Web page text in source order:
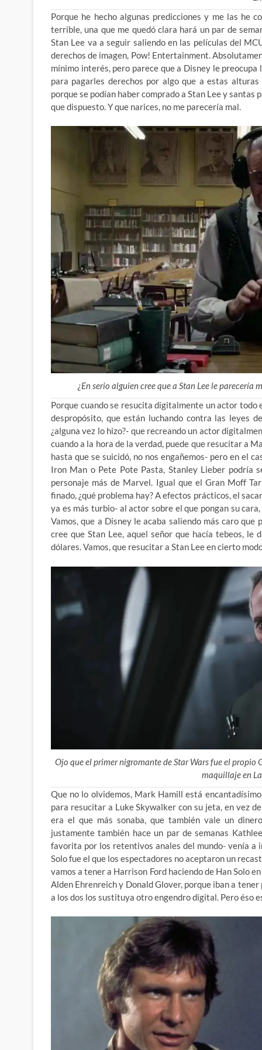
Porque he hecho algunas predicciones y me las he
terrible, una que me quedó clara hará un par de
Stan Lee va a seguir saliendo en las películas del
derechos de imagen, Pow! Entertainment.
mínimo interés, pero parece que a Disney le
para pagarles derechos por algo que a estas
porque se podían haber comprado a Stan Lee y
que dispuesto. Y que narices, no me parecería mal.
¿En serio alguien cree que a Stan Lee le
Porque cuando se resucita digitalmente un actor todo
despropósito, que están luchando contra las leyes
¿alguna vez lo hizo?- que recreando un actor
cuando a la hora de la verdad, puede que resucitar a
hasta que se suicidó, no nos engañemos- pero en el
Iron Man o Pete Pote Pasta, Stanley Lieber podría
personaje más de Marvel. Igual que el Gran Moff
finado, ¿qué problema hay? A efectos prácticos, el
ya es más turbio- al actor sobre el que pongan su
Vamos, que a Disney le acaba saliendo más caro
cree que Stan Lee, aquel señor que hacía tebeos,
dólares. Vamos, que resucitar a Stan Lee en cierto
Ojo que el primer nigromante de Star Wars fue el propio
maquillaje en
Que no lo olvidemos, Mark Hamill está
para resucitar a Luke Skywalker con su jeta, en vez
era el que más sonaba, que también vale un
justamente también hace un par de semanas
favorita por los retentivos anales del mundo- venía a
Solo fue el que los espectadores no aceptaron un
vamos a tener a Harrison Ford haciendo de Han Solo
Alden Ehrenreich y Donald Glover, porque iban a
a los dos los sustituya otro engendro digital. Pero éso